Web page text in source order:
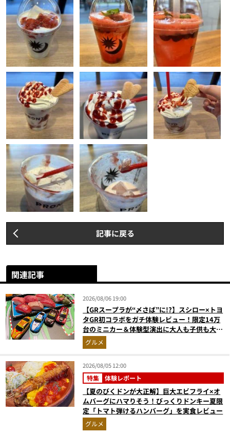
記事に戻る
関連記事
2026/08/06 19:00
【GRスープラが“〆さば”に!?】スシロー×トヨ
タGR初コラボをガチ体験レビュー！限定14万
台のミニカー＆体験型演出に大人も子供も大興
奮間違いなし
グルメ
2026/08/05 12:00
特集 体験レポート
【夏のびくドンが大正解】巨大エビフライ×オ
ムバーグにハマりそう！びっくりドンキー夏限
定「トマト弾けるハンバーグ」を実食レビュー
グルメ